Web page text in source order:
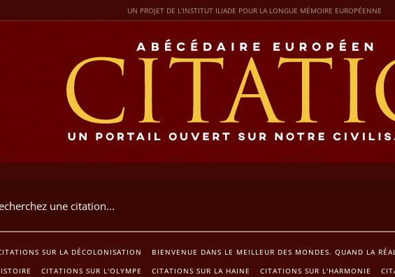
UN PROJET DE L'INSTITUT ILIADE POUR LA LONGUE MÉMOIRE EUROPÉENNE
SUR LA DÉCOLONISATION BIENVENUE DANS LE MEILLEUR DES MONDES. QUAND LA
CITATIONS SUR L'OLYMPE CITATIONS SUR LA HAINE CITATIONS SUR L'HARMONIE